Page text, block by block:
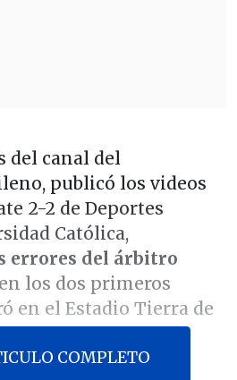
del canal del
publicó los videos
2-2 de Deportes
Católica,
errores del árbitro
en los dos primeros
en el Estadio Tierra de
COMPLETO